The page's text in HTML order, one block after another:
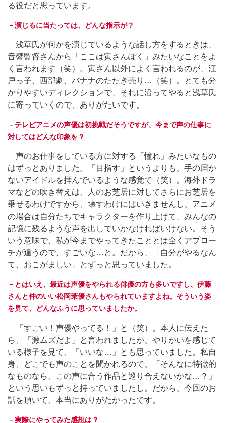
る役だと思っています。
－演じるに当たっては、どんな指示が？
浅草氏が何かを演じているような話し方をするときは、
音響監督さんから「ここは寅さんぽく」みたいなことをよ
く言われます（笑）。寅さん以外によく言われるのが、江
戸っ子、西部劇、バナナのたたき売り…（笑）。とても分
かりやすいディレクションで、それに沿ってやると浅草氏
に寄っていくので、ありがたいです。
－テレビアニメの声優は初挑戦だそうですが、今まで声の仕事に
対してはどんな印象を？
声のお仕事をしている方に対する「憧れ」みたいなもの
はずっとありました。「目指す」というよりも、手の届か
ないアイドルを拝んでいるような感覚で（笑）。海外ドラ
マなどの吹き替えは、人のお芝居に対してさらにお芝居を
乗せるわけですから、壊すわけにはいきませんし、アニメ
の場合は自分たちでキャラクターを作り上げて、みんなの
記憶に残るような声を出していかなければいけない。そう
いう意味で、私が今までやってきたこととは全くアプロー
チが違うので、すごいな…と。だから、「自分がやるなん
て、おこがましい」とずっと思っていました。
－とはいえ、最近は声優をやられる俳優の方も多いですし、伊藤
さんと仲のいい松岡茉優さんもやられていますよね。そういう姿
を見て、どんなふうに思っていましたか。
「すごい！声優やってる！」と（笑）。本人に伝えた
ら、「激ムズだよ」と言われましたが、やりがいを感じて
いる様子を見て、「いいな…」とも思っていました。私自
身、どこでも声のことを聞かれるので、「そんなに特徴的
なものなら、この声に合う作品と巡り合えないかな…？」
という思いもずっと持っていましたし。だから、今回のお
話を頂いて、本当にありがたかったです。
－実際にやってみた感想は？